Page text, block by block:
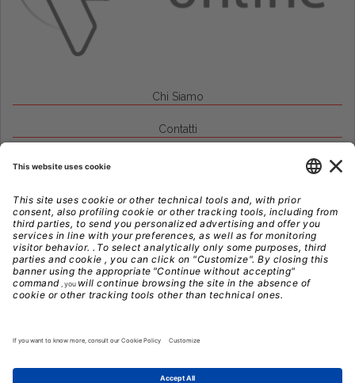
Chi Siamo
Contatti
Note Legali
Privacy
Gestione Cookie